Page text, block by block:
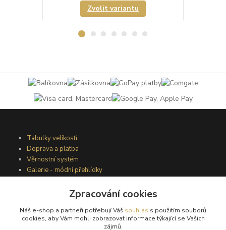
Zvolit variantu
Tabulky velikostí
Doprava a platba
Věrnostní systém
Galerie - módní přehlídky
Podmínky užití webového rozhraní
Obchodní podmínky
Zpracování cookies
Náš e-shop a partneři potřebují Váš souhlas s použitím souborů
cookies, aby Vám mohli zobrazovat informace týkající se Vašich
zájmů.